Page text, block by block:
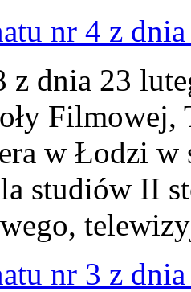
nr 4 z
z dnia 23
w Łodzi w
studiów II
nr 3 z